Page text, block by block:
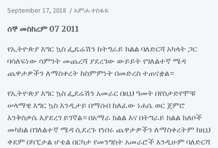
September 17, 2018 አምሐ ተስፋዬ
ሰኞ መስከረም 07 2011
የኢትዮጵያ እግር ኳስ ፌዴሬሽን ከትግራይ ክልል ባለድርሻ አካላት ጋር
ባሳለፍነው ሳምንት መጨረሻ ያደረገው ውይይት የገለልተኛ ሜዳ
ጨዋታዎችን ለማስቀረት ከስምምነት በመድረስ ተጠናቋል።
የኢትዮጵያ እግር ኳስ ፌደሬሽን አመራር በዚህ ዓመት በየስታድየሞቹ
ሠላማዊ እግር ኳስ እንዲታይ በማሰብ ከለፈው ነሐሴ ወር ጀምሮ
እንቅስቃሴ እያደረገ ይገኛል። በአማራ ክልል እና በትግራይ ክልል ክለቦች
መካከል በገለልተኛ ሜዳ ሲደረጉ የነበሩ ጨዋታዎችን ለማስቀረትም ከዚህ
ቀደም በካፒታል ሆቴል በርካታ የመንግስት አመራሮች እንዲሁም ባለድርሻ